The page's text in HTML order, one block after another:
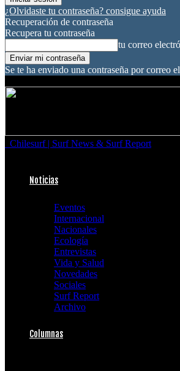
¿Olvidaste tu contraseña? consigue ayuda
Recuperación de contraseña
Recupera tu contraseña
tu correo
Se te ha enviado una contraseña por correo
Chilesurf | Surf News & Surf Report
Noticias
Eventos
Internacional
Nacionales
Ecología
Entrevistas
Vida y Salud
Novedades
Sociales
Surf Report
Archivo
Columnas